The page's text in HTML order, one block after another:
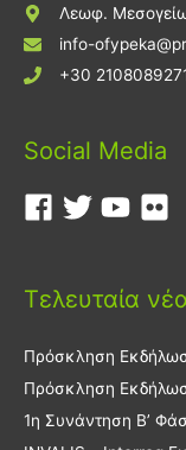
Λεωφ.
info-
+30
Social Media
Τελευταία
Πρόσκληση
Πρόσκληση
1η Συνάντηση Β’